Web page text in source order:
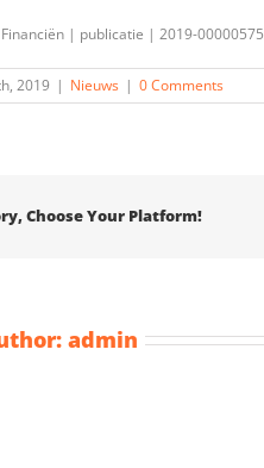
| publicatie | 2019-
2019 | Nieuws | 0 Comments
Choose Your Platform!
admin